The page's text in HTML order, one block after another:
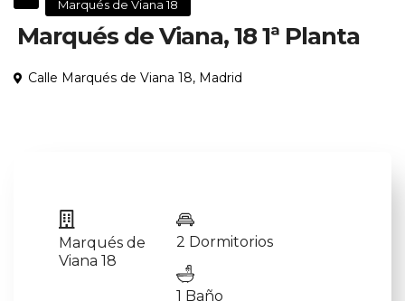
Marqués de Viana 18
Marqués de Viana, 18 1ª Planta
Calle Marqués de Viana 18, Madrid
Marqués de
Viana 18
2 Dormitorios
1 Baño